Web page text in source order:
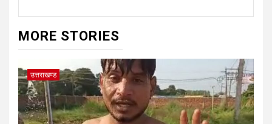
MORE STORIES
उत्तराखण्ड